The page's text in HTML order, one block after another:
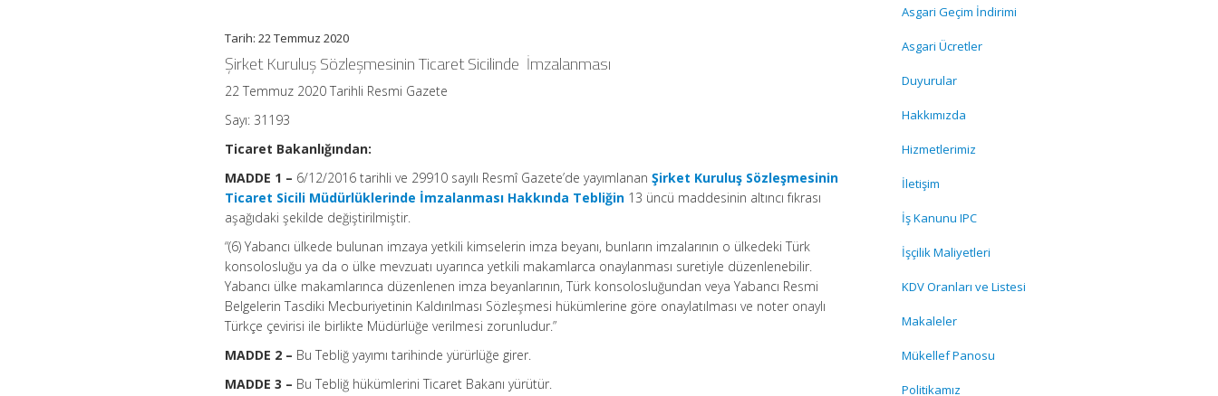
Tarih: 22 Temmuz 2020
Şirket Kuruluş Sözleşmesinin Ticaret Sicilinde İmzalanması
22 Temmuz 2020 Tarihli Resmi Gazete
Sayı: 31193
Ticaret Bakanlığından:
MADDE 1 – 6/12/2016 tarihli ve 29910 sayılı Resmî Gazete’de yayımlananŞirket Kuruluş Sözleşmesinin
Ticaret Sicili Müdürlüklerinde İmzalanması Hakkında Tebliğin 13 üncü maddesinin altıncı fıkrası
aşağıdaki şekilde değiştirilmiştir.
“(6) Yabancı ülkede bulunan imzaya yetkili kimselerin imza beyanı, bunların imzalarının o ülkedeki Türk
konsolosluğu ya da o ülke mevzuatı uyarınca yetkili makamlarca onaylanması suretiyle düzenlenebilir.
Yabancı ülke makamlarınca düzenlenen imza beyanlarının, Türk konsolosluğundan veya Yabancı Resmi
Belgelerin Tasdiki Mecburiyetinin Kaldırılması Sözleşmesi hükümlerine göre onaylatılması ve noter onaylı
Türkçe çevirisi ile birlikte Müdürlüğe verilmesi zorunludur.”
MADDE 2 – Bu Tebliğ yayımı tarihinde yürürlüğe girer.
MADDE 3 – Bu Tebliğ hükümlerini Ticaret Bakanı yürütür.
Asgari Geçim İndirimi
Asgari Ücretler
Duyurular
Hakkımızda
Hizmetlerimiz
İletişim
İş Kanunu IPC
İşçilik Maliyetleri
KDV Oranları ve Listesi
Makaleler
Mükellef Panosu
Politikamız